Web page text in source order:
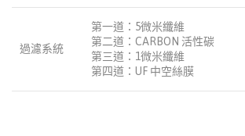
過濾系統
第一道：5微米纖維
第二道：CARBON 活性碳
第三道：1微米纖維
第四道：UF 中空絲膜